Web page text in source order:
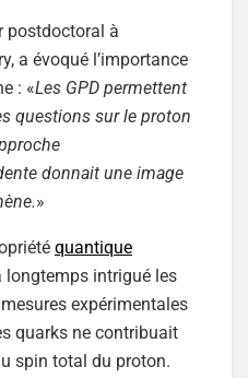
postdoctoral à
a évoqué l’importance
: «Les GPD permettent
questions sur le proton
donnait une image
»
quantique
longtemps intrigué les
expérimentales
quarks ne contribuait
spin total du proton.